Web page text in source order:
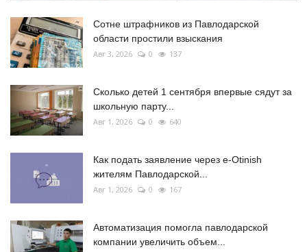
Сотне штрафников из Павлодарской
области простили взыскания
Авг 3, 2026 0 137
Сколько детей 1 сентября впервые сядут за
школьную парту...
Авг 1, 2026 0 640
Как подать заявление через e-Otinish
жителям Павлодарской...
Авг 1, 2026 0 167
Автоматизация помогла павлодарской
компании увеличить объем...